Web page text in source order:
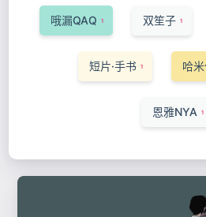
哦漏QAQ 1 双笙子 1
短片·手书 1 哈
恩雅NYA 1